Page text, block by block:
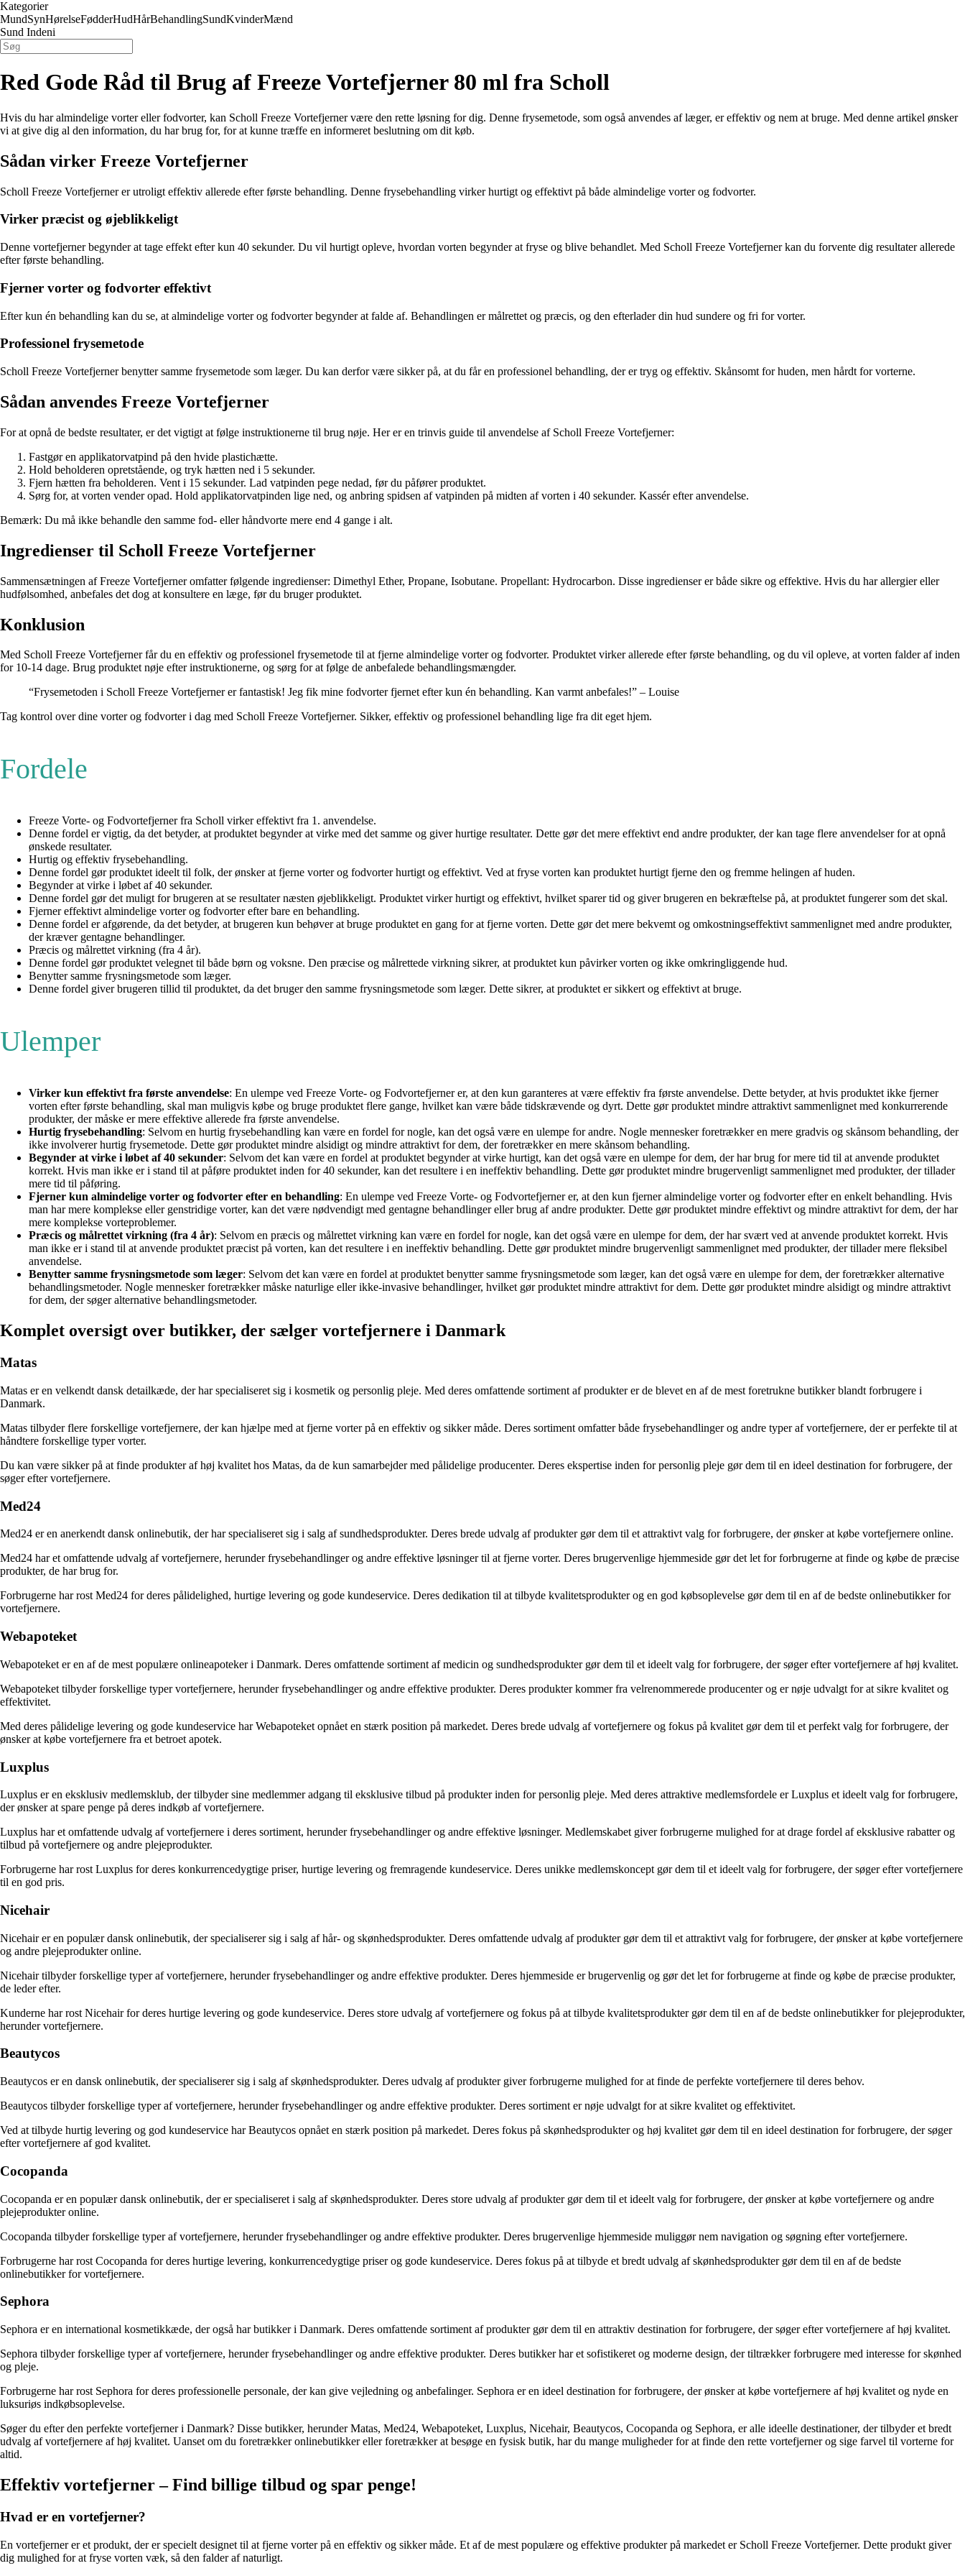
Kategorier
MundSynHørelseFødderHudHårBehandlingSundKvinderMænd
Sund Indeni
Red Gode Råd til Brug af Freeze Vortefjerner 80 ml fra Scholl
Hvis du har almindelige vorter eller fodvorter, kan Scholl Freeze Vortefjerner være den rette løsning for dig. Denne frysemetode, som også anvendes af læger, er effektiv og nem at bruge. Med denne artikel ønsker
vi at give dig al den information, du har brug for, for at kunne træffe en informeret beslutning om dit køb.
Sådan virker Freeze Vortefjerner
Scholl Freeze Vortefjerner er utroligt effektiv allerede efter første behandling. Denne frysebehandling virker hurtigt og effektivt på både almindelige vorter og fodvorter.
Virker præcist og øjeblikkeligt
Denne vortefjerner begynder at tage effekt efter kun 40 sekunder. Du vil hurtigt opleve, hvordan vorten begynder at fryse og blive behandlet. Med Scholl Freeze Vortefjerner kan du forvente dig resultater allerede
efter første behandling.
Fjerner vorter og fodvorter effektivt
Efter kun én behandling kan du se, at almindelige vorter og fodvorter begynder at falde af. Behandlingen er målrettet og præcis, og den efterlader din hud sundere og fri for vorter.
Professionel frysemetode
Scholl Freeze Vortefjerner benytter samme frysemetode som læger. Du kan derfor være sikker på, at du får en professionel behandling, der er tryg og effektiv. Skånsomt for huden, men hårdt for vorterne.
Sådan anvendes Freeze Vortefjerner
For at opnå de bedste resultater, er det vigtigt at følge instruktionerne til brug nøje. Her er en trinvis guide til anvendelse af Scholl Freeze Vortefjerner:
Fastgør en applikatorvatpind på den hvide plastichætte.
Hold beholderen opretstående, og tryk hætten ned i 5 sekunder.
Fjern hætten fra beholderen. Vent i 15 sekunder. Lad vatpinden pege nedad, før du påfører produktet.
Sørg for, at vorten vender opad. Hold applikatorvatpinden lige ned, og anbring spidsen af vatpinden på midten af vorten i 40 sekunder. Kassér efter anvendelse.
Bemærk: Du må ikke behandle den samme fod- eller håndvorte mere end 4 gange i alt.
Ingredienser til Scholl Freeze Vortefjerner
Sammensætningen af Freeze Vortefjerner omfatter følgende ingredienser: Dimethyl Ether, Propane, Isobutane. Propellant: Hydrocarbon. Disse ingredienser er både sikre og effektive. Hvis du har allergier eller
hudfølsomhed, anbefales det dog at konsultere en læge, før du bruger produktet.
Konklusion
Med Scholl Freeze Vortefjerner får du en effektiv og professionel frysemetode til at fjerne almindelige vorter og fodvorter. Produktet virker allerede efter første behandling, og du vil opleve, at vorten falder af inden
for 10-14 dage. Brug produktet nøje efter instruktionerne, og sørg for at følge de anbefalede behandlingsmængder.
“Frysemetoden i Scholl Freeze Vortefjerner er fantastisk! Jeg fik mine fodvorter fjernet efter kun én behandling. Kan varmt anbefales!” – Louise
Tag kontrol over dine vorter og fodvorter i dag med Scholl Freeze Vortefjerner. Sikker, effektiv og professionel behandling lige fra dit eget hjem.
Fordele
Freeze Vorte- og Fodvortefjerner fra Scholl virker effektivt fra 1. anvendelse.
Denne fordel er vigtig, da det betyder, at produktet begynder at virke med det samme og giver hurtige resultater. Dette gør det mere effektivt end andre produkter, der kan tage flere anvendelser for at opnå
ønskede resultater.
Hurtig og effektiv frysebehandling.
Denne fordel gør produktet ideelt til folk, der ønsker at fjerne vorter og fodvorter hurtigt og effektivt. Ved at fryse vorten kan produktet hurtigt fjerne den og fremme helingen af huden.
Begynder at virke i løbet af 40 sekunder.
Denne fordel gør det muligt for brugeren at se resultater næsten øjeblikkeligt. Produktet virker hurtigt og effektivt, hvilket sparer tid og giver brugeren en bekræftelse på, at produktet fungerer som det skal.
Fjerner effektivt almindelige vorter og fodvorter efter bare en behandling.
Denne fordel er afgørende, da det betyder, at brugeren kun behøver at bruge produktet en gang for at fjerne vorten. Dette gør det mere bekvemt og omkostningseffektivt sammenlignet med andre produkter,
der kræver gentagne behandlinger.
Præcis og målrettet virkning (fra 4 år).
Denne fordel gør produktet velegnet til både børn og voksne. Den præcise og målrettede virkning sikrer, at produktet kun påvirker vorten og ikke omkringliggende hud.
Benytter samme frysningsmetode som læger.
Denne fordel giver brugeren tillid til produktet, da det bruger den samme frysningsmetode som læger. Dette sikrer, at produktet er sikkert og effektivt at bruge.
Ulemper
Virker kun effektivt fra første anvendelse: En ulempe ved Freeze Vorte- og Fodvortefjerner er, at den kun garanteres at være effektiv fra første anvendelse. Dette betyder, at hvis produktet ikke fjerner
vorten efter første behandling, skal man muligvis købe og bruge produktet flere gange, hvilket kan være både tidskrævende og dyrt. Dette gør produktet mindre attraktivt sammenlignet med konkurrerende
produkter, der måske er mere effektive allerede fra første anvendelse.
Hurtig frysebehandling: Selvom en hurtig frysebehandling kan være en fordel for nogle, kan det også være en ulempe for andre. Nogle mennesker foretrækker en mere gradvis og skånsom behandling, der
ikke involverer hurtig frysemetode. Dette gør produktet mindre alsidigt og mindre attraktivt for dem, der foretrækker en mere skånsom behandling.
Begynder at virke i løbet af 40 sekunder: Selvom det kan være en fordel at produktet begynder at virke hurtigt, kan det også være en ulempe for dem, der har brug for mere tid til at anvende produktet
korrekt. Hvis man ikke er i stand til at påføre produktet inden for 40 sekunder, kan det resultere i en ineffektiv behandling. Dette gør produktet mindre brugervenligt sammenlignet med produkter, der tillader
mere tid til påføring.
Fjerner kun almindelige vorter og fodvorter efter en behandling: En ulempe ved Freeze Vorte- og Fodvortefjerner er, at den kun fjerner almindelige vorter og fodvorter efter en enkelt behandling. Hvis
man har mere komplekse eller genstridige vorter, kan det være nødvendigt med gentagne behandlinger eller brug af andre produkter. Dette gør produktet mindre effektivt og mindre attraktivt for dem, der har
mere komplekse vorteproblemer.
Præcis og målrettet virkning (fra 4 år): Selvom en præcis og målrettet virkning kan være en fordel for nogle, kan det også være en ulempe for dem, der har svært ved at anvende produktet korrekt. Hvis
man ikke er i stand til at anvende produktet præcist på vorten, kan det resultere i en ineffektiv behandling. Dette gør produktet mindre brugervenligt sammenlignet med produkter, der tillader mere fleksibel
anvendelse.
Benytter samme frysningsmetode som læger: Selvom det kan være en fordel at produktet benytter samme frysningsmetode som læger, kan det også være en ulempe for dem, der foretrækker alternative
behandlingsmetoder. Nogle mennesker foretrækker måske naturlige eller ikke-invasive behandlinger, hvilket gør produktet mindre attraktivt for dem. Dette gør produktet mindre alsidigt og mindre attraktivt
for dem, der søger alternative behandlingsmetoder.
Komplet oversigt over butikker, der sælger vortefjernere i Danmark
Matas
Matas er en velkendt dansk detailkæde, der har specialiseret sig i kosmetik og personlig pleje. Med deres omfattende sortiment af produkter er de blevet en af de mest foretrukne butikker blandt forbrugere i
Danmark.
Matas tilbyder flere forskellige vortefjernere, der kan hjælpe med at fjerne vorter på en effektiv og sikker måde. Deres sortiment omfatter både frysebehandlinger og andre typer af vortefjernere, der er perfekte til at
håndtere forskellige typer vorter.
Du kan være sikker på at finde produkter af høj kvalitet hos Matas, da de kun samarbejder med pålidelige producenter. Deres ekspertise inden for personlig pleje gør dem til en ideel destination for forbrugere, der
søger efter vortefjernere.
Med24
Med24 er en anerkendt dansk onlinebutik, der har specialiseret sig i salg af sundhedsprodukter. Deres brede udvalg af produkter gør dem til et attraktivt valg for forbrugere, der ønsker at købe vortefjernere online.
Med24 har et omfattende udvalg af vortefjernere, herunder frysebehandlinger og andre effektive løsninger til at fjerne vorter. Deres brugervenlige hjemmeside gør det let for forbrugerne at finde og købe de præcise
produkter, de har brug for.
Forbrugerne har rost Med24 for deres pålidelighed, hurtige levering og gode kundeservice. Deres dedikation til at tilbyde kvalitetsprodukter og en god købsoplevelse gør dem til en af de bedste onlinebutikker for
vortefjernere.
Webapoteket
Webapoteket er en af de mest populære onlineapoteker i Danmark. Deres omfattende sortiment af medicin og sundhedsprodukter gør dem til et ideelt valg for forbrugere, der søger efter vortefjernere af høj kvalitet.
Webapoteket tilbyder forskellige typer vortefjernere, herunder frysebehandlinger og andre effektive produkter. Deres produkter kommer fra velrenommerede producenter og er nøje udvalgt for at sikre kvalitet og
effektivitet.
Med deres pålidelige levering og gode kundeservice har Webapoteket opnået en stærk position på markedet. Deres brede udvalg af vortefjernere og fokus på kvalitet gør dem til et perfekt valg for forbrugere, der
ønsker at købe vortefjernere fra et betroet apotek.
Luxplus
Luxplus er en eksklusiv medlemsklub, der tilbyder sine medlemmer adgang til eksklusive tilbud på produkter inden for personlig pleje. Med deres attraktive medlemsfordele er Luxplus et ideelt valg for forbrugere,
der ønsker at spare penge på deres indkøb af vortefjernere.
Luxplus har et omfattende udvalg af vortefjernere i deres sortiment, herunder frysebehandlinger og andre effektive løsninger. Medlemskabet giver forbrugerne mulighed for at drage fordel af eksklusive rabatter og
tilbud på vortefjernere og andre plejeprodukter.
Forbrugerne har rost Luxplus for deres konkurrencedygtige priser, hurtige levering og fremragende kundeservice. Deres unikke medlemskoncept gør dem til et ideelt valg for forbrugere, der søger efter vortefjernere
til en god pris.
Nicehair
Nicehair er en populær dansk onlinebutik, der specialiserer sig i salg af hår- og skønhedsprodukter. Deres omfattende udvalg af produkter gør dem til et attraktivt valg for forbrugere, der ønsker at købe vortefjernere
og andre plejeprodukter online.
Nicehair tilbyder forskellige typer af vortefjernere, herunder frysebehandlinger og andre effektive produkter. Deres hjemmeside er brugervenlig og gør det let for forbrugerne at finde og købe de præcise produkter,
de leder efter.
Kunderne har rost Nicehair for deres hurtige levering og gode kundeservice. Deres store udvalg af vortefjernere og fokus på at tilbyde kvalitetsprodukter gør dem til en af de bedste onlinebutikker for plejeprodukter,
herunder vortefjernere.
Beautycos
Beautycos er en dansk onlinebutik, der specialiserer sig i salg af skønhedsprodukter. Deres udvalg af produkter giver forbrugerne mulighed for at finde de perfekte vortefjernere til deres behov.
Beautycos tilbyder forskellige typer af vortefjernere, herunder frysebehandlinger og andre effektive produkter. Deres sortiment er nøje udvalgt for at sikre kvalitet og effektivitet.
Ved at tilbyde hurtig levering og god kundeservice har Beautycos opnået en stærk position på markedet. Deres fokus på skønhedsprodukter og høj kvalitet gør dem til en ideel destination for forbrugere, der søger
efter vortefjernere af god kvalitet.
Cocopanda
Cocopanda er en populær dansk onlinebutik, der er specialiseret i salg af skønhedsprodukter. Deres store udvalg af produkter gør dem til et ideelt valg for forbrugere, der ønsker at købe vortefjernere og andre
plejeprodukter online.
Cocopanda tilbyder forskellige typer af vortefjernere, herunder frysebehandlinger og andre effektive produkter. Deres brugervenlige hjemmeside muliggør nem navigation og søgning efter vortefjernere.
Forbrugerne har rost Cocopanda for deres hurtige levering, konkurrencedygtige priser og gode kundeservice. Deres fokus på at tilbyde et bredt udvalg af skønhedsprodukter gør dem til en af de bedste
onlinebutikker for vortefjernere.
Sephora
Sephora er en international kosmetikkæde, der også har butikker i Danmark. Deres omfattende sortiment af produkter gør dem til en attraktiv destination for forbrugere, der søger efter vortefjernere af høj kvalitet.
Sephora tilbyder forskellige typer af vortefjernere, herunder frysebehandlinger og andre effektive produkter. Deres butikker har et sofistikeret og moderne design, der tiltrækker forbrugere med interesse for skønhed
og pleje.
Forbrugerne har rost Sephora for deres professionelle personale, der kan give vejledning og anbefalinger. Sephora er en ideel destination for forbrugere, der ønsker at købe vortefjernere af høj kvalitet og nyde en
luksuriøs indkøbsoplevelse.
Søger du efter den perfekte vortefjerner i Danmark? Disse butikker, herunder Matas, Med24, Webapoteket, Luxplus, Nicehair, Beautycos, Cocopanda og Sephora, er alle ideelle destinationer, der tilbyder et bredt
udvalg af vortefjernere af høj kvalitet. Uanset om du foretrækker onlinebutikker eller foretrækker at besøge en fysisk butik, har du mange muligheder for at finde den rette vortefjerner og sige farvel til vorterne for
altid.
Effektiv vortefjerner – Find billige tilbud og spar penge!
Hvad er en vortefjerner?
En vortefjerner er et produkt, der er specielt designet til at fjerne vorter på en effektiv og sikker måde. Et af de mest populære og effektive produkter på markedet er Scholl Freeze Vortefjerner. Dette produkt giver
dig mulighed for at fryse vorten væk, så den falder af naturligt.